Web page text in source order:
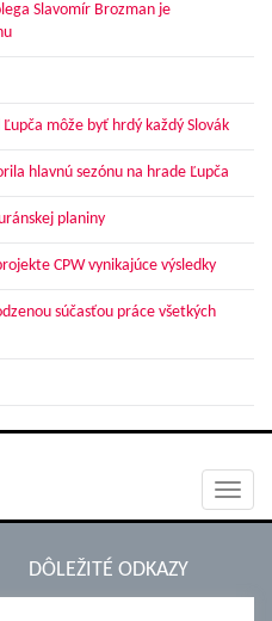
Slavomír Brozman je
môže byť hrdý každý Slovák
hlavnú sezónu na hrade Ľupča
planiny
CPW vynikajúce výsledky
súčasťou práce všetkých
DÔLEŽITÉ ODKAZY